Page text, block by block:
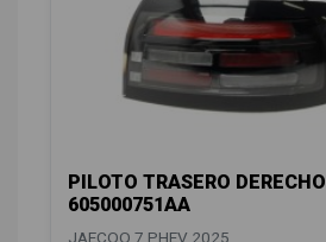
PILOTO TRASERO DERECHO
605000751AA
JAECOO 7 PHEV 2025